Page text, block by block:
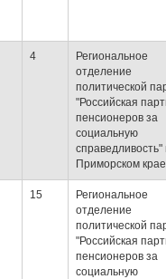
4
Региональное
отделение
политической
"Российская
пенсионеров за
социальную
справедливость"
Приморском крае
15
Региональное
отделение
политической
"Российская
пенсионеров за
социальную